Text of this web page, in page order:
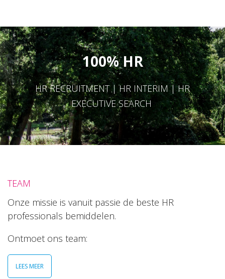
100% HR
HR RECRUITMENT | HR INTERIM | HR
EXECUTIVE SEARCH
TEAM
Onze missie is vanuit passie de beste HR
professionals bemiddelen.
Ontmoet ons team:
LEES MEER